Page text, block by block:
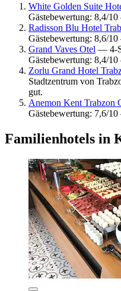
White Golden Suite
Gästebewertung: 8,4/
Radisson Blu Hotel
Gästebewertung: 8,6/
Grand Vaves Otel — 4-
Gästebewertung: 8,4/
Zorlu Grand Hotel
Stadtzentrum von
gut.
Anemon Kent Trabzon
Gästebewertung: 7,6/
Familienhotels in